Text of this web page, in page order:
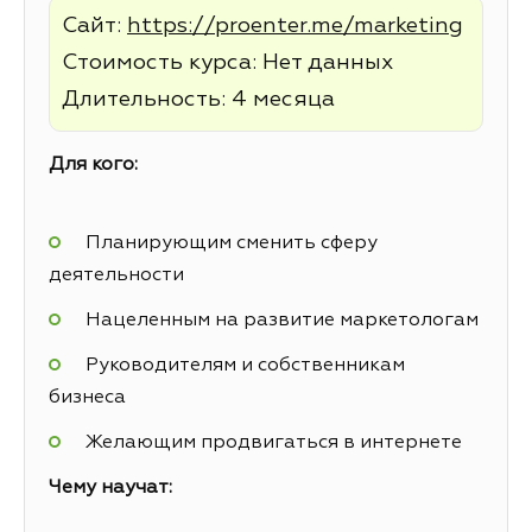
Сайт: https://proenter.me/marketing
Стоимость курса: Нет данных
Длительность: 4 месяца
Для кого:
Планирующим сменить сферу
деятельности
Нацеленным на развитие маркетологам
Руководителям и собственникам
бизнеса
Желающим продвигаться в интернете
Чему научат: